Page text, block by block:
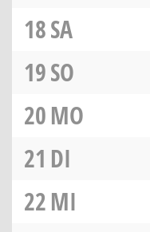
18SA
19SO
20MO
21 DI
22MI